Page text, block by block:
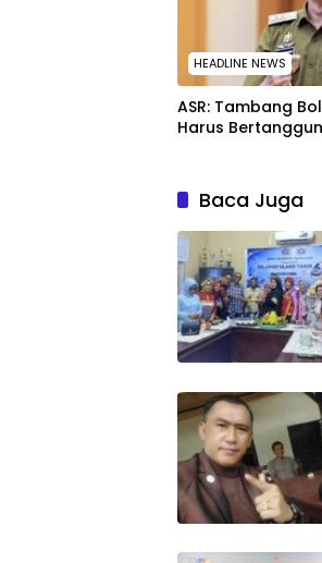
HEADLINE NEWS
ASR: Tambang
Harus
Baca Juga